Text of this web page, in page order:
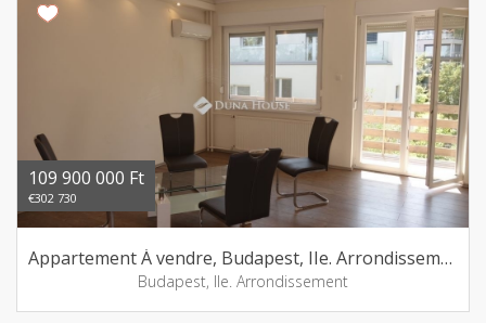
109 900 000 Ft
€302 730
Appartement Á vendre, Budapest, IIe. Arrondissement
Budapest, IIe. Arrondissement